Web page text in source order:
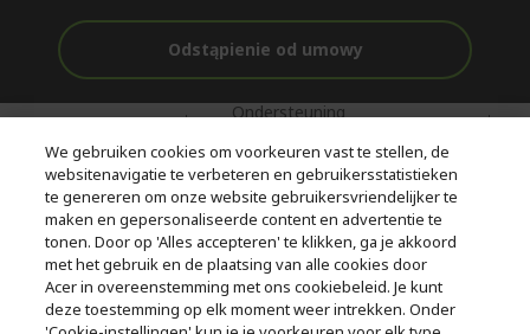
Odstąpienie od umowy
Gratis
bezorging
Ondersteuning
aankoop
Met 0%
Rente
© 2026 Acer Inc.
CPYou BV is de erkende reseller van de producten en diensten die
in deze winkel worden aangeboden.
We gebruiken cookies om voorkeuren vast te stellen, de
websitenavigatie te verbeteren en gebruikersstatistieken
te genereren om onze website gebruikersvriendelijker te
maken en gepersonaliseerde content en advertentie te
tonen. Door op 'Alles accepteren' te klikken, ga je akkoord
met het gebruik en de plaatsing van alle cookies door
Acer in overeenstemming met ons cookiebeleid. Je kunt
deze toestemming op elk moment weer intrekken. Onder